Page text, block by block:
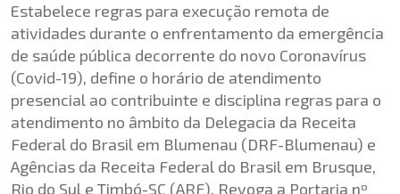
Estabelece regras para execução remota de
atividades durante o enfrentamento da emergência
de saúde pública decorrente do novo Coronavírus
(Covid-19), define o horário de atendimento
presencial ao contribuinte e disciplina regras para o
atendimento no âmbito da Delegacia da Receita
Federal do Brasil em Blumenau (DRF-Blumenau) e
Agências da Receita Federal do Brasil em Brusque,
Rio do Sul e Timbó-SC (ARF). Revoga a Portaria nº